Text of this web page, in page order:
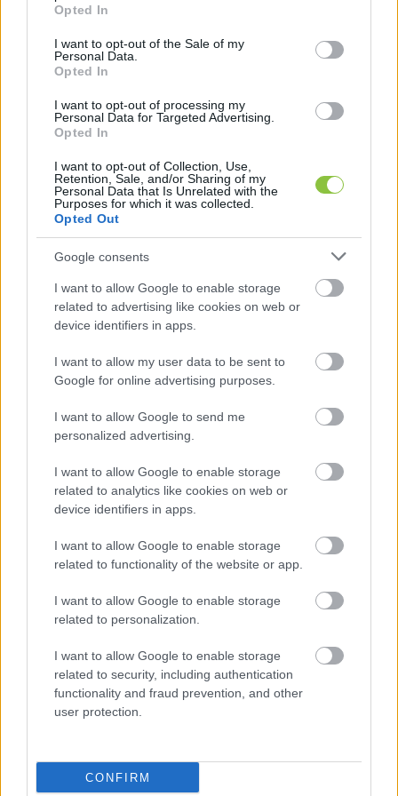
use your data for below specified purposes in below Google
consent section.
Opted In
I want to opt-out of the Sale of my
Personal Data.
Opted In
I want to opt-out of processing my
Personal Data for Targeted Advertising.
Opted In
I want to opt-out of Collection, Use,
Retention, Sale, and/or Sharing of my
Personal Data that Is Unrelated with the
Purposes for which it was collected.
Opted Out
Google consents
I want to allow Google to enable storage
related to advertising like cookies on web or
device identifiers in apps.
I want to allow my user data to be sent to
Google for online advertising purposes.
I want to allow Google to send me
personalized advertising.
I want to allow Google to enable storage
related to analytics like cookies on web or
device identifiers in apps.
I want to allow Google to enable storage
related to functionality of the website or app.
I want to allow Google to enable storage
related to personalization.
I want to allow Google to enable storage
related to security, including authentication
functionality and fraud prevention, and other
user protection.
CONFIRM
célozzák, hogy 2050-től ismét tízmillió fölé nőjön
a magyarság létszáma.
2035-ig legalább 80 évre emelik a születéskor
várható élettartamot, elsősorban az
egészségügy fejlesztésével, a betegségek
2030-ig megállítják a tömeges elvándorlást, és
elindítják a Vár a hazád! programot, hogy nyolc
év alatt 200 ezerrel növeljék a hazatérő
magyarok számát, egy kiszámíthatóan működő
állam ígéretével.
A Tisza-kormány tíz falunként egymilliárd
forint fejlesztési keretet ad, melynek elköltéséről
szuperkórház, megerősítik az alapellátást.
2035-ig az oktatásban visszakerülünk Közép-
Európa élére, a tanári pályát újra vonzóvá teszik.
arányát a hazai energiaellátásban, 2035-ig
megszüntetik az orosz energiafüggőséget.